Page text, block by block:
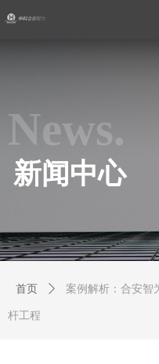
首页 ꄲ 案例解析：合安智
杆工程
News.
新闻中心